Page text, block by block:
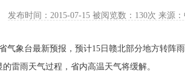
发布时间：2015-07-15 被阅览数： 130次 来源
象台最新预报，预计15日赣北部分地方转阵雨
雷雨天气过程，省内高温天气将缓解。